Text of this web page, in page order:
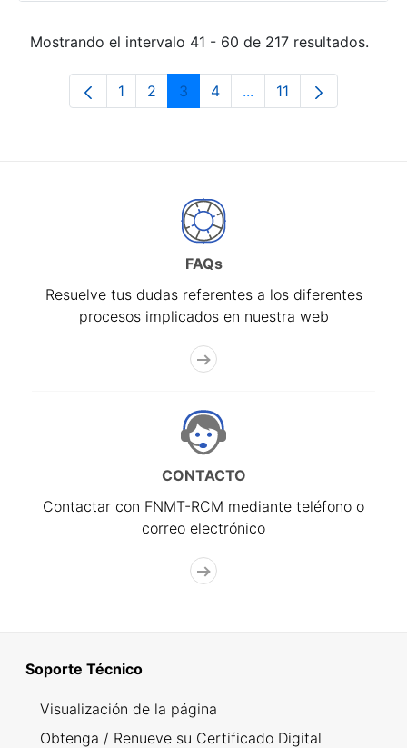
Mostrando el intervalo 41 - 60 de 217 resultados.
Página
1 Página
2 Página
3 Página
4 ...Páginas intermedias
Página
11
FAQs
Resuelve tus dudas referentes a los diferentes
procesos implicados en nuestra web
CONTACTO
Contactar con FNMT-RCM mediante teléfono o
correo electrónico
Soporte Técnico
Visualización de la página
Obtenga / Renueve su Certificado Digital